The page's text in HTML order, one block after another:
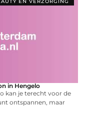
in Hengelo
kan je terecht voor de
ontspannen, maar